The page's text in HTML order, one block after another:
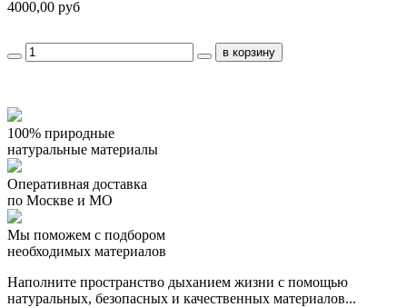
4000,00 руб
100% природные
натуральные материалы
Оперативная доставка
по Москве и МО
Мы поможем с подбором
необходимых материалов
Наполните пространство дыханием жизни с помощью
натуральных, безопасных и качественных материалов...